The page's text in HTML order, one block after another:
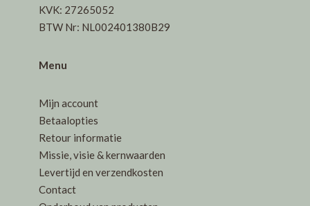
KVK: 27265052
BTW Nr: NL002401380B29
Menu
Mijn account
Betaalopties
Retour informatie
Missie, visie & kernwaarden
Levertijd en verzendkosten
Contact